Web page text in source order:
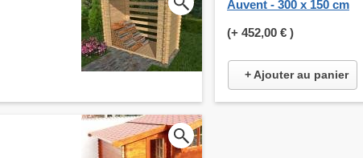
Auvent - 300 x 150 cm
(+ 452,00 € )
+ Ajouter au panier